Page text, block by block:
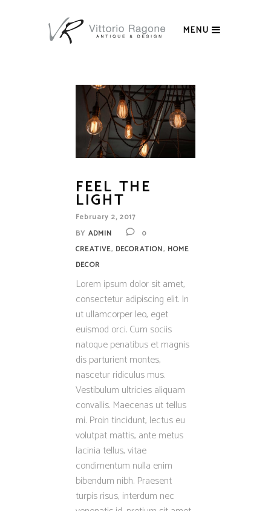
MENU
FEEL THE
LIGHT
February 2, 2017
BY ADMIN
0
CREATIVE, DECORATION, HOME
DECOR
Lorem ipsum dolor sit amet,
consectetur adipiscing elit. In
ut ullamcorper leo, eget
euismod orci. Cum sociis
natoque penatibus et magnis
dis parturient montes,
nascetur ridiculus mus.
Vestibulum ultricies aliquam
convallis. Maecenas ut tellus
mi. Proin tincidunt, lectus eu
volutpat mattis, ante metus
lacinia tellus, vitae
condimentum nulla enim
bibendum nibh. Praesent
turpis risus, interdum nec